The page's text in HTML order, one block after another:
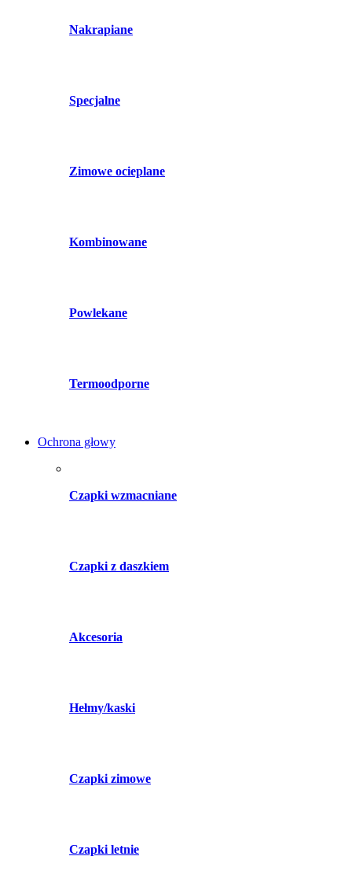
Nakrapiane
Specjalne
Zimowe ocieplane
Kombinowane
Powlekane
Termoodporne
Ochrona głowy
Czapki wzmacniane
Czapki z daszkiem
Akcesoria
Hełmy/kaski
Czapki zimowe
Czapki letnie